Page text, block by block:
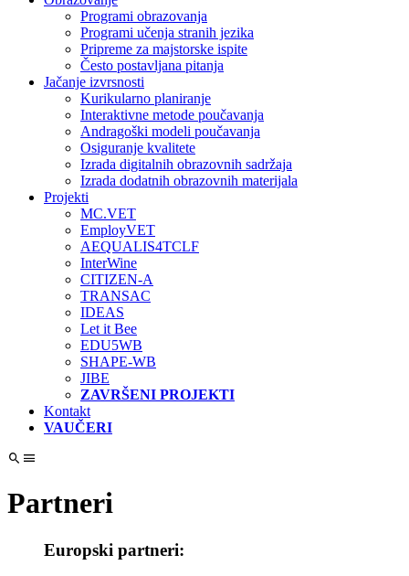
Programi obrazovanja
Programi učenja stranih jezika
Pripreme za majstorske ispite
Često postavljana pitanja
Jačanje izvrsnosti
Kurikularno planiranje
Interaktivne metode poučavanja
Andragoški modeli poučavanja
Osiguranje kvalitete
Izrada digitalnih obrazovnih sadržaja
Izrada dodatnih obrazovnih materijala
Projekti
MC.VET
EmployVET
AEQUALIS4TCLF
InterWine
CITIZEN-A
TRANSAC
IDEAS
Let it Bee
EDU5WB
SHAPE-WB
JIBE
ZAVRŠENI PROJEKTI
Kontakt
VAUČERI
Partneri
Europski partneri: